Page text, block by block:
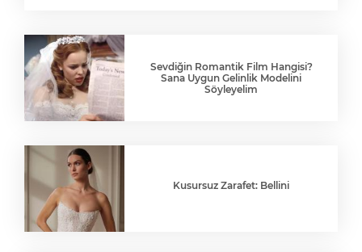
Sevdiğin Romantik Film Hangisi?
Sana Uygun Gelinlik Modelini
Söyleyelim
Kusursuz Zarafet: Bellini